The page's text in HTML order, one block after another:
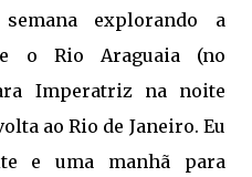
explorando a
o Rio Araguaia (no
Imperatriz na noite
ao Rio de Janeiro. Eu
e uma manhã para